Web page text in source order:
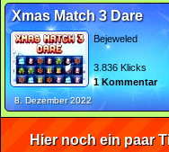
Xmas Match 3 Dare
Bejeweled
3.836 Klicks
1 Kommentar
8. Dezember 2022
Hier noch ein paar